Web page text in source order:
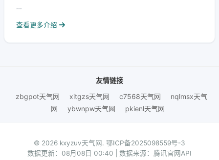
...
查看更多介绍
友情链接
zbgpot天气网
xitgzs天气网 c7568天气网
nqlmsx天气
网
ybwnpw天气网 pkienl天气网
© 2026 kxyzuv天气网. 鄂ICP备2025098559号-3
数据更新：08月08日 00:40 | 数据来源：腾讯官网API